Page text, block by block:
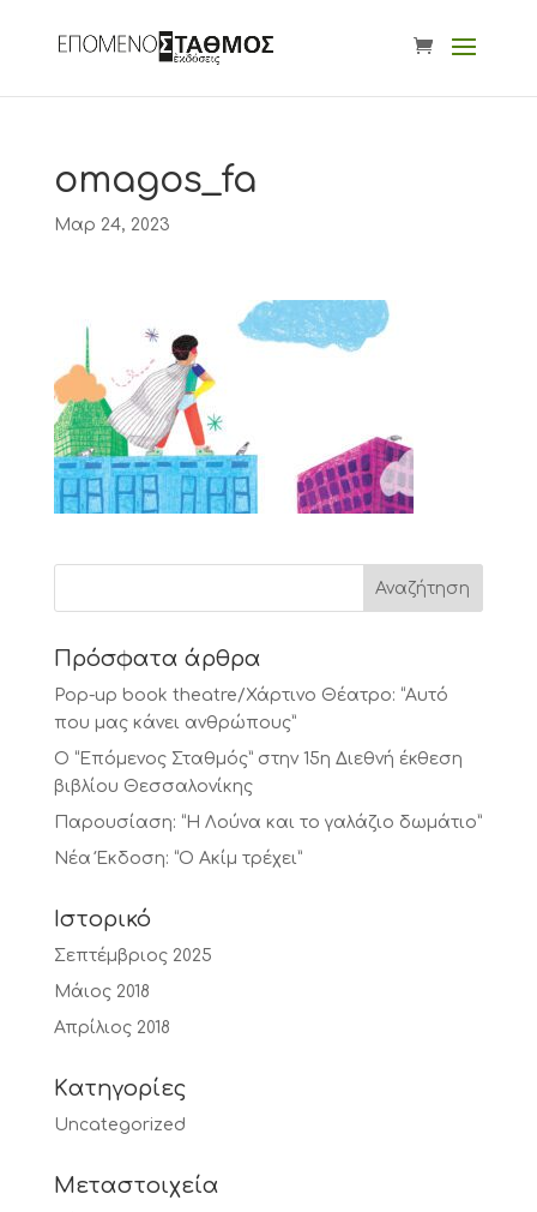
omagos_fa
Μαρ 24, 2023
Πρόσφατα άρθρα
Pop-up book theatre/Χάρτινο Θέατρο: “Αυτό
που μας κάνει ανθρώπους”
Ο “Επόμενος Σταθμός” στην 15η Διεθνή έκθεση
βιβλίου Θεσσαλονίκης
Παρουσίαση: “Η Λούνα και το γαλάζιο δωμάτιο”
Νέα Έκδοση: “Ο Ακίμ τρέχει”
Ιστορικό
Σεπτέμβριος 2025
Μάιος 2018
Απρίλιος 2018
Kατηγορίες
Uncategorized
Μεταστοιχεία